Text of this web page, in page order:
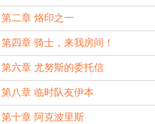
第二章 烙印之一
第四章 骑士，来我房间！
第六章 尤努斯的委托信
第八章 临时队友伊本
第十章 阿克波里斯